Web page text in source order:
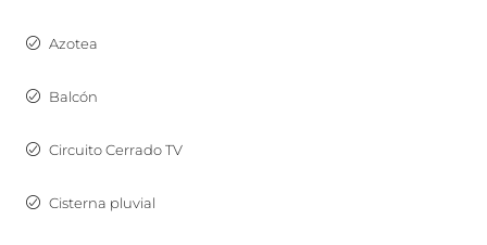
Azotea
Balcón
Circuito Cerrado TV
Cisterna pluvial